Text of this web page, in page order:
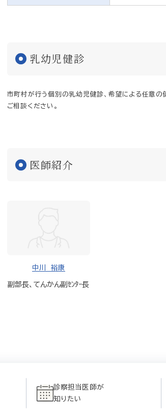
乳幼児健診
市町村が行う個別の乳幼児健診、希望による任意の
ご相談ください。
医師紹介
中川 裕康
副部長、てんかん副ｾﾝﾀｰ長
診察担当医師が
知りたい